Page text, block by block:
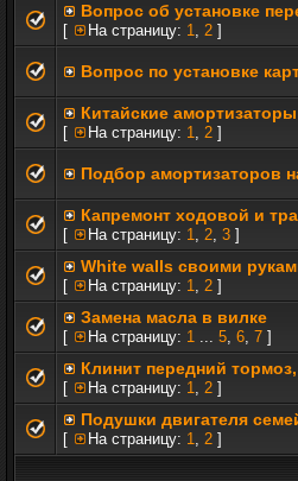
Вопрос об установке
[ На страницу: 1, 2 ]
Вопрос по установке
Китайские амортизаторы
[ На страницу: 1, 2 ]
Подбор амортизаторов
Капремонт ходовой и
[ На страницу: 1, 2, 3 ]
White walls своими
[ На страницу: 1, 2 ]
Замена масла в вилке
[ На страницу: 1 ... 5, 6, 7 ]
Клинит передний
[ На страницу: 1, 2 ]
Подушки двигателя
[ На страницу: 1, 2 ]